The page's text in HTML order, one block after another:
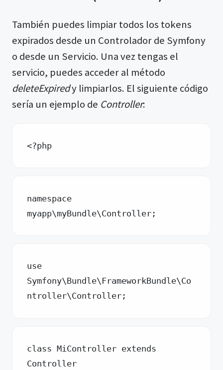
También puedes limpiar todos los tokens
expirados desde un Controlador de Symfony
o desde un Servicio. Una vez tengas el
servicio, puedes acceder al método
deleteExpiredy limpiarlos. El siguiente código
sería un ejemplo de Controller:
<?php
namespace
myapp\myBundle\Controller;
use
Symfony\Bundle\FrameworkBundle\Co
ntroller\Controller;
class MiController extends
Controller